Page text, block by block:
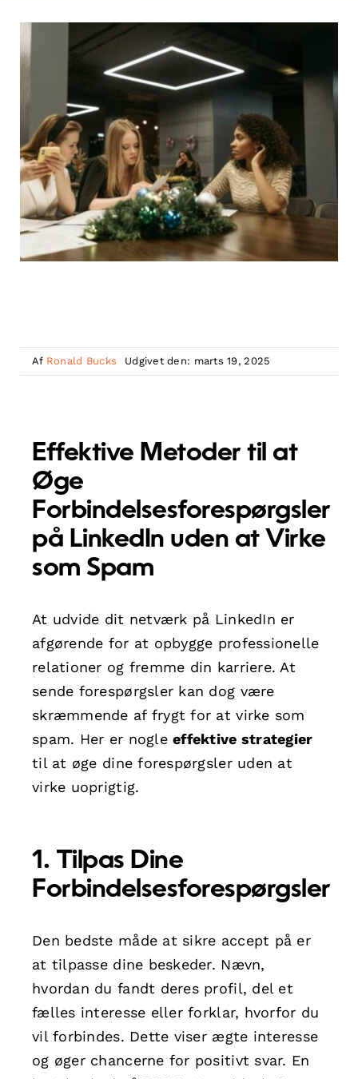
Af Ronald Bucks Udgivet den: marts 19, 2025
Effektive Metoder til at
Øge
Forbindelsesforespørgsler
på LinkedIn uden at Virke
som Spam
At udvide dit netværk på LinkedIn er
afgørende for at opbygge professionelle
relationer og fremme din karriere. At
sende forespørgsler kan dog være
skræmmende af frygt for at virke som
spam. Her er nogleeffektive strategier
til at øge dine forespørgsler uden at
virke uoprigtig.
1. Tilpas Dine
Forbindelsesforespørgsler
Den bedste måde at sikre accept på er
at tilpasse dine beskeder. Nævn,
hvordan du fandt deres profil, del et
fælles interesse eller forklar, hvorfor du
vil forbindes. Dette viser ægte interesse
og øger chancerne for positivt svar. En